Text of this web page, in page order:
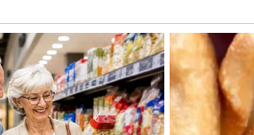
dalje jači.
ZVEZDE